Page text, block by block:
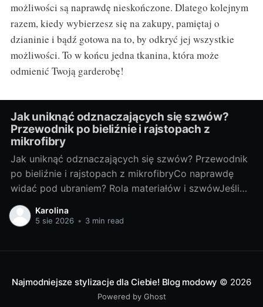
możliwości są naprawdę nieskończone. Dlatego kolejnym
razem, kiedy wybierzesz się na zakupy, pamiętaj o
dzianinie i bądź gotowa na to, by odkryć jej wszystkie
możliwości. To w końcu jedna tkanina, która może
odmienić Twoją garderobę!
Jak uniknąć odznaczających się szwów?
Przewodnik po bieliźnie i rajstopach z
mikrofibry
Jak uniknąć odznaczających się szwów? Przewodnik
po bieliźnie i rajstopach z mikrofibryCo naprawdę
widać pod ubraniem? Rola materiałów i szwówJeśli
coś „odcina” się pod sukienką, winny rzadko jest
tylko jeden element. Na efekt pracują: grubość i
Karolina
5 sie 2026 • 3 min read
Najmodniejsze stylizacje dla Ciebie! Blog modowy © 2026
Powered by Ghost